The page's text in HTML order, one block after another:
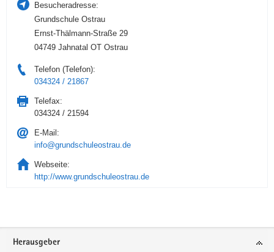
Besucheradresse:
Grundschule Ostrau
Ernst-Thälmann-Straße 29
04749 Jahnatal OT Ostrau
Telefon (Telefon):
034324 / 21867
Telefax:
034324 / 21594
E-Mail:
info@grundschuleostrau.de
Webseite:
http://www.grundschuleostrau.de
Service
Herausgeber